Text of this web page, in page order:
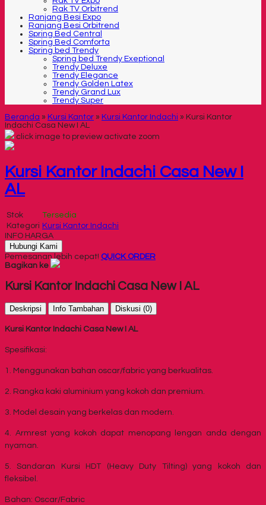
Rak TV Orbitrend
Ranjang Besi Expo
Ranjang Besi Orbitrend
Spring Bed Central
Spring Bed Comforta
Spring bed Trendy
Spring bed Trendy Exeptional
Trendy Deluxe
Trendy Elegance
Trendy Golden Latex
Trendy Grand Lux
Trendy Super
Beranda » Kursi Kantor » Kursi Kantor Indachi » Kursi Kantor
Indachi Casa New I AL
click image to preview activate zoom
Kursi Kantor Indachi Casa New I
AL
Stok
Tersedia
Kategori Kursi Kantor Indachi
INFO HARGA
Hubungi Kami
Pemesanan lebih cepat! QUICK ORDER
Bagikan ke
Kursi Kantor Indachi Casa New I AL
Deskripsi Info Tambahan Diskusi (0)
Kursi Kantor Indachi Casa New I AL
Spesifikasi:
1. Menggunakan bahan oscar/fabric yang berkualitas.
2. Rangka kaki aluminium yang kokoh dan premium.
3. Model desain yang berkelas dan modern.
4. Armrest yang kokoh dapat menopang lengan anda dengan
nyaman.
5. Sandaran Kursi HDT (Heavy Duty Tilting) yang kokoh dan
fleksibel.
Bahan: Oscar/Fabric